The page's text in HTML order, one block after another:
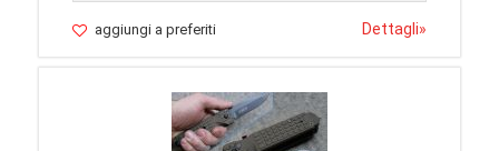
aggiungi a preferiti Dettagli»